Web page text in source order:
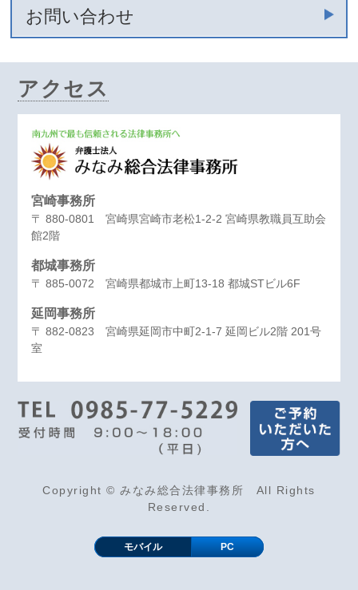
お問い合わせ
アクセス
宮崎事務所
〒 880-0801 宮崎県宮崎市老松1-2-2 宮崎県教職員互助会
館2階
都城事務所
〒 885-0072 宮崎県都城市上町13-18 都城STビル6F
延岡事務所
〒 882-0823 宮崎県延岡市中町2-1-7 延岡ビル2階 201号
室
Copyright © みなみ総合法律事務所 All Rights
Reserved.
モバイル PC